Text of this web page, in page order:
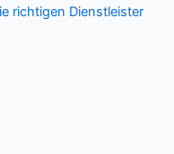
richtigen Dienstleister